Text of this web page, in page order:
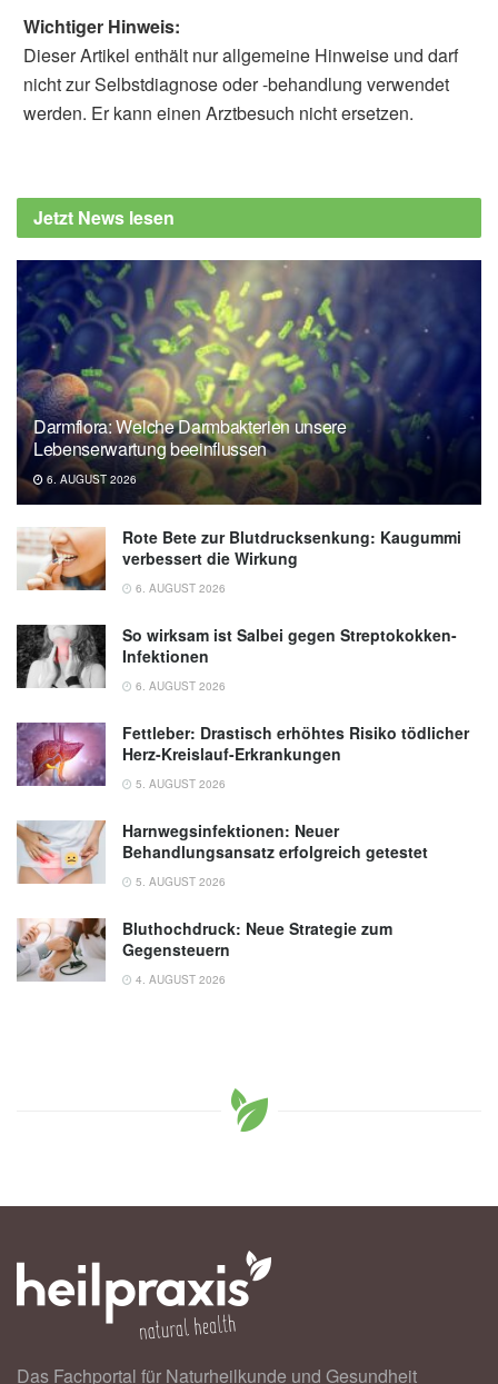
Wichtiger Hinweis:
Dieser Artikel enthält nur allgemeine Hinweise und darf
nicht zur Selbstdiagnose oder -behandlung verwendet
werden. Er kann einen Arztbesuch nicht ersetzen.
Jetzt News lesen
Darmflora: Welche Darmbakterien unsere
Lebenserwartung beeinflussen
6. AUGUST 2026
Rote Bete zur Blutdrucksenkung: Kaugummi
verbessert die Wirkung
6. AUGUST 2026
So wirksam ist Salbei gegen Streptokokken-
Infektionen
6. AUGUST 2026
Fettleber: Drastisch erhöhtes Risiko tödlicher
Herz-Kreislauf-Erkrankungen
5. AUGUST 2026
Harnwegsinfektionen: Neuer
Behandlungsansatz erfolgreich getestet
5. AUGUST 2026
Bluthochdruck: Neue Strategie zum
Gegensteuern
4. AUGUST 2026
Das Fachportal für Naturheilkunde und Gesundheit